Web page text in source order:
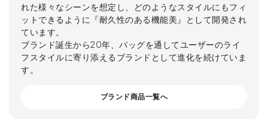
れた様々なシーンを想定し、どのようなスタイルにもフィ
ットできるように『耐久性のある機能美』として開発され
ています。
ブランド誕生から20年、バッグを通してユーザーのライ
フスタイルに寄り添えるブランドとして進化を続けていま
す。
ブランド商品一覧へ